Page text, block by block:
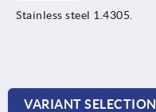
Stainless steel 1.4305.
VARIANT SELECTION